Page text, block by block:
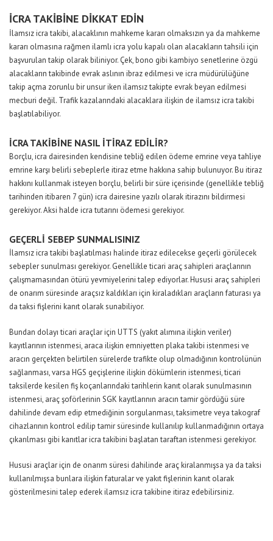
İCRA TAKİBİNE DİKKAT EDİN
İlamsız icra takibi, alacaklının mahkeme kararı olmaksızın ya da mahkeme
kararı olmasına rağmen ilamlı icra yolu kapalı olan alacakların tahsili için
başvurulan takip olarak biliniyor. Çek, bono gibi kambiyo senetlerine özgü
alacakların takibinde evrak aslının ibraz edilmesi ve icra müdürülüğüne
takip açma zorunlu bir unsur iken ilamsız takipte evrak beyan edilmesi
mecburi değil. Trafik kazalarındaki alacaklara ilişkin de ilamsız icra takibi
başlatılabiliyor.
İCRA TAKİBİNE NASIL İTİRAZ EDİLİR?
Borçlu, icra dairesinden kendisine tebliğ edilen ödeme emrine veya tahliye
emrine karşı belirli sebeplerle itiraz etme hakkına sahip bulunuyor. Bu itiraz
hakkını kullanmak isteyen borçlu, belirli bir süre içerisinde (genellikle tebliğ
tarihinden itibaren 7 gün) icra dairesine yazılı olarak itirazını bildirmesi
gerekiyor. Aksi halde icra tutarını ödemesi gerekiyor.
GEÇERLİ SEBEP SUNMALISINIZ
İlamsız icra takibi başlatılması halinde itiraz edilecekse geçerli görülecek
sebepler sunulması gerekiyor. Genellikle ticari araç sahipleri araçlarının
çalışmamasından ötürü yevmiyelerini talep ediyorlar. Hususi araç sahipleri
de onarım süresinde araçsız kaldıkları için kiraladıkları araçların faturası ya
da taksi fişlerini kanıt olarak sunabiliyor.
Bundan dolayı ticari araçlar için UTTS (yakıt alımına ilişkin veriler)
kayıtlarının istenmesi, araca ilişkin emniyetten plaka takibi istenmesi ve
aracın gerçekten belirtilen sürelerde trafikte olup olmadığının kontrolünün
sağlanması, varsa HGS geçişlerine ilişkin dökümlerin istenmesi, ticari
taksilerde kesilen fiş koçanlarındaki tarihlerin kanıt olarak sunulmasının
istenmesi, araç şoförlerinin SGK kayıtlarının aracın tamir gördüğü süre
dahilinde devam edip etmediğinin sorgulanması, taksimetre veya takograf
cihazlarının kontrol edilip tamir süresinde kullanılıp kullanmadığının ortaya
çıkarılması gibi kanıtlar icra takibini başlatan taraftan istenmesi gerekiyor.
Hususi araçlar için de onarım süresi dahilinde araç kiralanmışsa ya da taksi
kullanılmışsa bunlara ilişkin faturalar ve yakıt fişlerinin kanıt olarak
gösterilmesini talep ederek ilamsız icra takibine itiraz edebilirsiniz.